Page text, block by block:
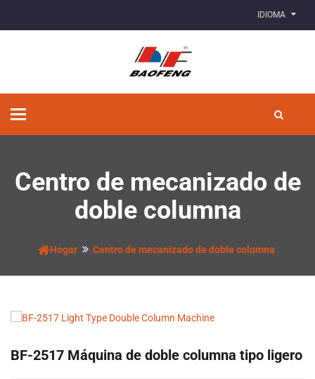
IDIOMA
Alternar
Centro de mecanizado de
doble columna
Hogar Centro de mecanizado de doble columna
BF-2517 Máquina de doble columna tipo ligero